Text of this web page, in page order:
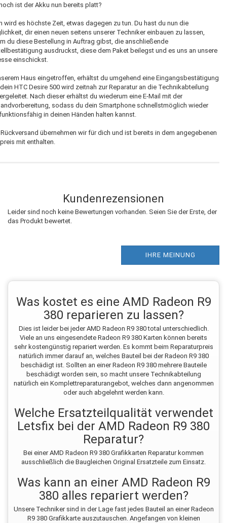
ist der Akku nun bereits platt?
wird es höchste Zeit, etwas dagegen zu tun. Du hast du nun die
dir einen neuen seitens unserer Techniker einbauen zu lassen,
du diese Bestellung in Auftrag gibst, die anschließende
ausdruckst, diese dem Paket beilegst und es uns an unsere
einschickst.
Haus eingetroffen, erhältst du umgehend eine Eingangsbestätigung
HTC Desire 500 wird zeitnah zur Reparatur an die Technikabteilung
Nach dieser erhältst du wiederum eine E-Mail mit der
sodass du dein Smartphone schnellstmöglich wieder
in deinen Händen halten kannst.
übernehmen wir für dich und ist bereits in dem angegebenen
mit enthalten.
Kundenrezensionen
Leider sind noch keine Bewertungen vorhanden. Seien Sie der Erste, der
das Produkt bewertet.
IHRE MEINUNG
Was kostet es eine AMD Radeon R9
380 reparieren zu lassen?
Dies ist leider bei jeder AMD Radeon R9 380 total unterschiedlich.
Viele an uns eingesendete Radeon R9 380 Karten können bereits
sehr kostengünstig repariert werden. Es kommt beim Reparaturpreis
natürlich immer darauf an, welches Bauteil bei der Radeon R9 380
beschädigt ist. Sollten an einer Radeon R9 380 mehrere Bauteile
beschädigt worden sein, so macht unsere Technikabteilung
natürlich ein Komplettreparaturangebot, welches dann angenommen
oder auch abgelehnt werden kann.
Welche Ersatzteilqualität verwendet
Letsfix bei der AMD Radeon R9 380
Reparatur?
Bei einer AMD Radeon R9 380 Grafikkarten Reparatur kommen
ausschließlich die Baugleichen Original Ersatzteile zum Einsatz.
Was kann an einer AMD Radeon R9
380 alles repariert werden?
Unsere Techniker sind in der Lage fast jedes Bauteil an einer Radeon
R9 380 Grafikkarte auszutauschen. Angefangen von kleinen